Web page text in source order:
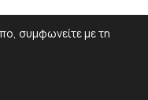
συμφωνείτε με τη